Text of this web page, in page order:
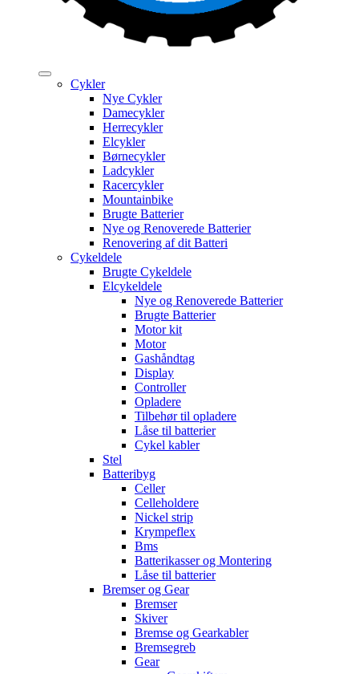
Cykler
Nye Cykler
Damecykler
Herrecykler
Elcykler
Børnecykler
Ladcykler
Racercykler
Mountainbike
Brugte Batterier
Nye og Renoverede Batterier
Renovering af dit Batteri
Cykeldele
Brugte Cykeldele
Elcykeldele
Nye og Renoverede Batterier
Brugte Batterier
Motor kit
Motor
Gashåndtag
Display
Controller
Opladere
Tilbehør til opladere
Låse til batterier
Cykel kabler
Stel
Batteribyg
Celler
Celleholdere
Nickel strip
Krympeflex
Bms
Batterikasser og Montering
Låse til batterier
Bremser og Gear
Bremser
Skiver
Bremse og Gearkabler
Bremsegreb
Gear